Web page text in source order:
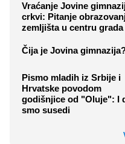
Vraćanje Jovine
crkvi: Pitanje
zemljišta u centru grada
Čija je Jovina
Pismo mladih iz Srbije i
Hrvatske povodom
godišnjice od "Oluje": I
smo susedi